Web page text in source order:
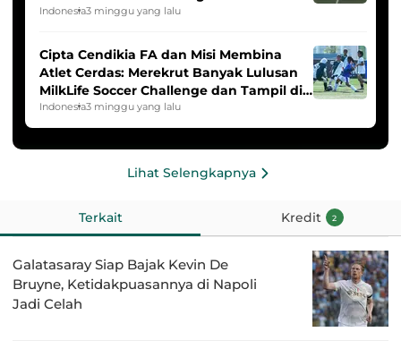
2025/2026
Indonesia3 minggu yang lalu
Cipta Cendikia FA dan Misi Membina
Atlet Cerdas: Merekrut Banyak Lulusan
MilkLife Soccer Challenge dan Tampil di
HYDROPLUS Soccer League
Indonesia3 minggu yang lalu
Lihat Selengkapnya
Terkait Kredit 2
Galatasaray Siap Bajak Kevin De
Bruyne, Ketidakpuasannya di Napoli
Jadi Celah